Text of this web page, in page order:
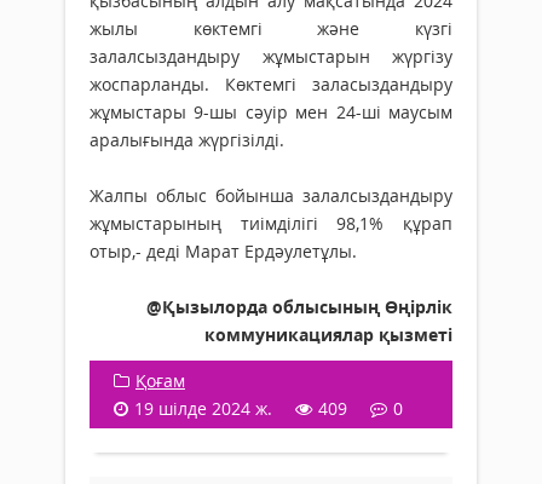
жылы көктемгі және күзгі
залалсыздандыру жұмыстарын жүргізу
жоспарланды. Көктемгі заласыздандыру
жұмыстары 9-шы сәуір мен 24-ші маусым
аралығында жүргізілді.
Жалпы облыс бойынша залалсыздандыру
жұмыстарының тиімділігі 98,1% құрап
отыр,- деді Марат Ердәулетұлы.
@Қызылорда облысының Өңірлік
коммуникациялар қызметі
Қоғам
19 шілде 2024 ж.
409 0